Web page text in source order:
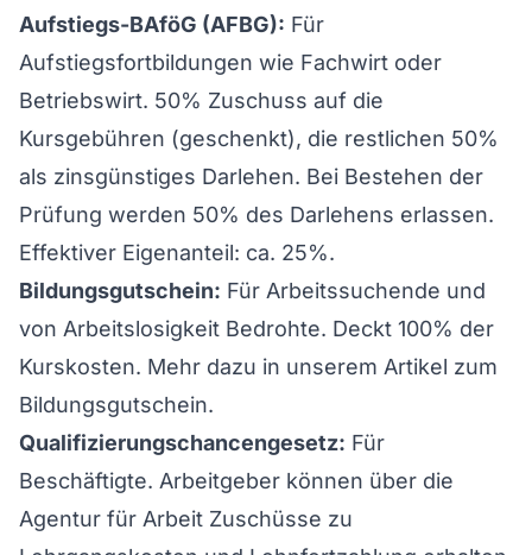
Aufstiegs-BAföG (AFBG): Für
Aufstiegsfortbildungen wie Fachwirt oder
Betriebswirt. 50% Zuschuss auf die
Kursgebühren (geschenkt), die restlichen 50%
als zinsgünstiges Darlehen. Bei Bestehen der
Prüfung werden 50% des Darlehens erlassen.
Effektiver Eigenanteil: ca. 25%.
Bildungsgutschein: Für Arbeitssuchende und
von Arbeitslosigkeit Bedrohte. Deckt 100% der
Kurskosten. Mehr dazu in unserem Artikel zum
Bildungsgutschein.
Qualifizierungschancengesetz: Für
Beschäftigte. Arbeitgeber können über die
Agentur für Arbeit Zuschüsse zu